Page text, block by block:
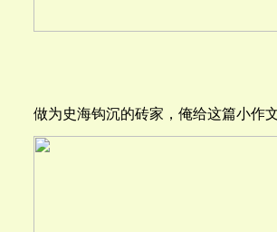
做为史海钩沉的砖家，俺给这篇小作